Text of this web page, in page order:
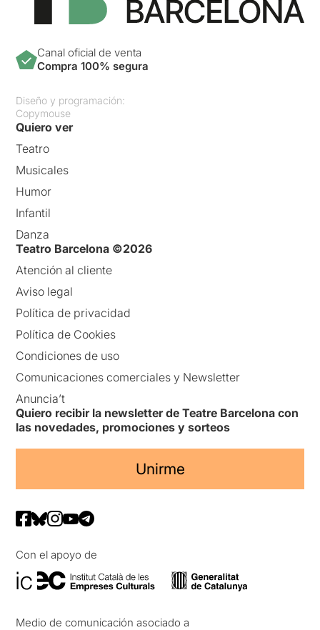
Canal oficial de venta
Compra 100% segura
Diseño y programación:
Copymouse
Quiero ver
Teatro
Musicales
Humor
Infantil
Danza
Teatro Barcelona ©2026
Atención al cliente
Aviso legal
Política de privacidad
Política de Cookies
Condiciones de uso
Comunicaciones comerciales y Newsletter
Anuncia’t
Quiero recibir la newsletter de Teatre Barcelona con
las novedades, promociones y sorteos
Unirme
Con el apoyo de
Medio de comunicación asociado a